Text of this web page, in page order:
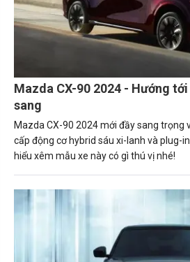
Mazda CX-90 2024 - Hướng
sang
Mazda CX-90 2024 mới đầy sang trọng
cấp động cơ hybrid sáu xi-lanh và plug-
hiểu xêm mẫu xe này có gì thú vị nhé!